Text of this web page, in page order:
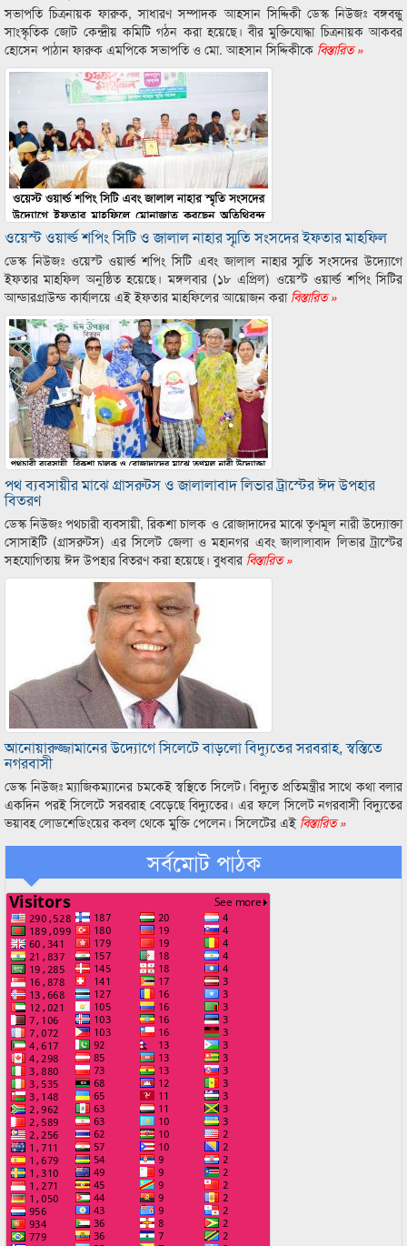
সভাপতি চিত্রনায়ক ফারুক, সাধারণ সম্পাদক আহসান সিদ্দিকী ডেস্ক নিউজঃ বঙ্গবন্ধু
সাংস্কৃতিক জোট কেন্দ্রীয় কমিটি গঠন করা হয়েছে। বীর মুক্তিযোদ্ধা চিত্রনায়ক আকবর
হোসেন পাঠান ফারুক এমপিকে সভাপতি ও মো. আহসান সিদ্দিকীকে বিস্তারিত »
ওয়েস্ট ওয়ার্ল্ড শপিং সিটি ও জালাল নাহার স্মৃতি সংসদের ইফতার মাহফিল
ডেস্ক নিউজঃ ওয়েস্ট ওয়ার্ল্ড শপিং সিটি এবং জালাল নাহার স্মৃতি সংসদের উদ্যোগে
ইফতার মাহফিল অনুষ্ঠিত হয়েছে। মঙ্গলবার (১৮ এপ্রিল) ওয়েস্ট ওয়ার্ল্ড শপিং সিটির
আন্ডারগ্রাউন্ড কার্যালয়ে এই ইফতার মাহফিলের আয়োজন করাবিস্তারিত »
পথ ব্যবসায়ীর মাঝে গ্রাসরুটস ও জালালাবাদ লিভার ট্রাস্টের ঈদ উপহার
বিতরণ
ডেস্ক নিউজঃ পথচারী ব্যবসায়ী, রিকশা চালক ও রোজাদাদের মাঝে তৃণমূল নারী উদ্যোক্তা
সোসাইটি (গ্রাসরুটস) এর সিলেট জেলা ও মহানগর এবং জালালাবাদ লিভার ট্রাস্টের
সহযোগিতায় ঈদ উপহার বিতরণ করা হয়েছে। বুধবার বিস্তারিত »
আনোয়ারুজ্জামানের উদ্যোগে সিলেটে বাড়লো বিদ্যুতের সরবরাহ, স্বস্তিতে
নগরবাসী
ডেস্ক নিউজঃ ম্যাজিকম্যানের চমকেই স্বস্থিতে সিলেট। বিদ্যুত প্রতিমন্ত্রীর সাথে কথা বলার
একদিন পরই সিলেটে সরবরাহ বেড়েছে বিদ্যুতের। এর ফলে সিলেট নগরবাসী বিদ্যুতের
ভয়াবহ লোডশেডিংয়ের কবল থেকে মুক্তি পেলেন। সিলেটের এইবিস্তারিত »
সর্বমোট পাঠক